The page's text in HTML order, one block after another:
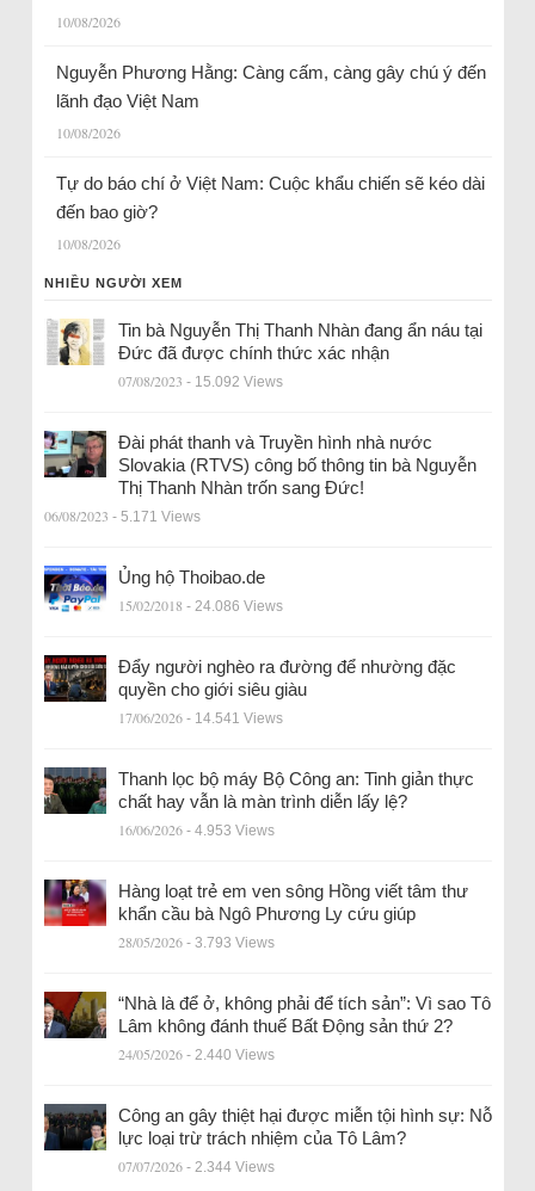
10/08/2026
Nguyễn Phương Hằng: Càng cấm, càng gây chú ý đến
lãnh đạo Việt Nam
10/08/2026
Tự do báo chí ở Việt Nam: Cuộc khẩu chiến sẽ kéo dài
đến bao giờ?
10/08/2026
NHIỀU NGƯỜI XEM
Tin bà Nguyễn Thị Thanh Nhàn đang ẩn náu tại
Đức đã được chính thức xác nhận
07/08/2023 - 15.092 Views
Đài phát thanh và Truyền hình nhà nước
Slovakia (RTVS) công bố thông tin bà Nguyễn
Thị Thanh Nhàn trốn sang Đức!
06/08/2023 - 5.171 Views
Ủng hộ Thoibao.de
15/02/2018 - 24.086 Views
Đẩy người nghèo ra đường để nhường đặc
quyền cho giới siêu giàu
17/06/2026 - 14.541 Views
Thanh lọc bộ máy Bộ Công an: Tinh giản thực
chất hay vẫn là màn trình diễn lấy lệ?
16/06/2026 - 4.953 Views
Hàng loạt trẻ em ven sông Hồng viết tâm thư
khẩn cầu bà Ngô Phương Ly cứu giúp
28/05/2026 - 3.793 Views
“Nhà là để ở, không phải để tích sản”: Vì sao Tô
Lâm không đánh thuế Bất Động sản thứ 2?
24/05/2026 - 2.440 Views
Công an gây thiệt hại được miễn tội hình sự: Nỗ
lực loại trừ trách nhiệm của Tô Lâm?
07/07/2026 - 2.344 Views